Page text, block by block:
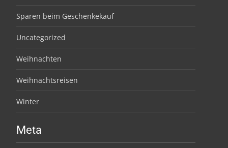
Sparen beim Geschenkekauf
Uncategorized
Weihnachten
Weihnachtsreisen
Winter
Meta